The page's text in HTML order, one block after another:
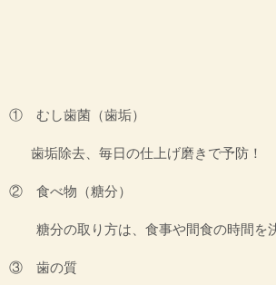
① むし歯菌（歯垢）
歯垢除去、毎日の仕上げ磨きで予防！
② 食べ物（糖分）
糖分の取り方は、食事や間食の時間を
③ 歯の質